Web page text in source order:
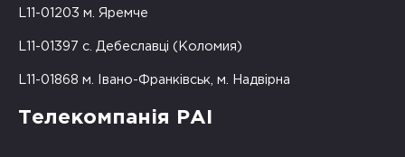
L11-01203 м. Яремче
L11-01397 с. Дебеславці (Коломия)
L11-01868 м. Івано-Франківськ, м. Надвірна
Телекомпанія РАІ